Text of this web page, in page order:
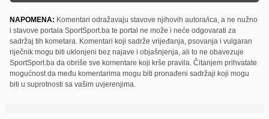
NAPOMENA: Komentari odražavaju stavove njihovih autora/ica, a ne nužno
i stavove portala SportSport.ba te portal ne može i neće odgovarati za
sadržaj tih kometara. Komentari koji sadrže vrijeđanja, psovanja i vulgaran
riječnik mogu biti uklonjeni bez najave i objašnjenja, ali to ne obavezuje
SportSport.ba da obriše sve komentare koji krše pravila. Čitanjem prihvatate
mogućnost da među komentarima mogu biti pronađeni sadržaji koji mogu
biti u suprotnosti sa vašim uvjerenjima.